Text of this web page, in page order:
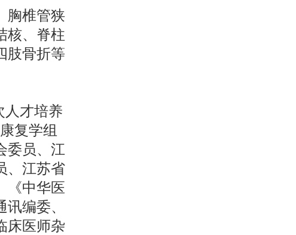
胸椎管狭
核、脊柱
肢骨折等
人才培养
复学组
委员、江
、江苏省
《中华医
编委、
床医师杂